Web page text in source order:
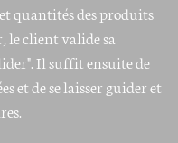
quantités des produits
le client valide sa
Il suffit ensuite de
et de se laisser guider et